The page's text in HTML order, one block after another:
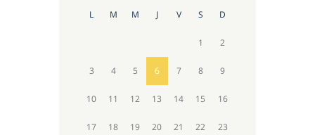
L M M J V S D
1 2
3 4 5 6 7 8 9
10 11 12 13 14 15 16
17 18 19 20 21 22 23